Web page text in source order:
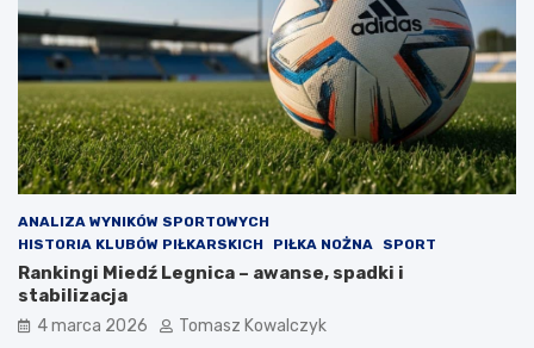
ANALIZA WYNIKÓW SPORTOWYCH
HISTORIA KLUBÓW PIŁKARSKICH
PIŁKA NOŻNA SPORT
Rankingi Miedź Legnica – awanse, spadki i
stabilizacja
4 marca 2026 Tomasz Kowalczyk